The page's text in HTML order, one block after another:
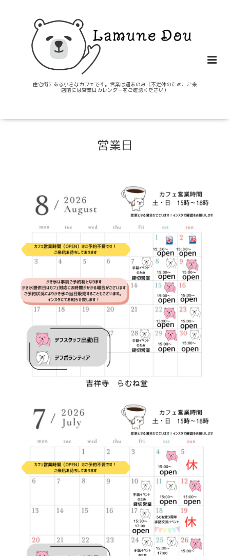
住宅街にある小さなカフェです。営業は週末のみ（不定休のため、ご来
店前には営業日カレンダーをご確認ください）
営業日